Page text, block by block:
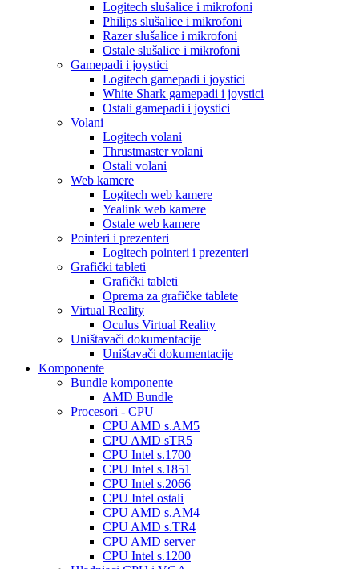
Logitech slušalice i mikrofoni
Philips slušalice i mikrofoni
Razer slušalice i mikrofoni
Ostale slušalice i mikrofoni
Gamepadi i joystici
Logitech gamepadi i joystici
White Shark gamepadi i joystici
Ostali gamepadi i joystici
Volani
Logitech volani
Thrustmaster volani
Ostali volani
Web kamere
Logitech web kamere
Yealink web kamere
Ostale web kamere
Pointeri i prezenteri
Logitech pointeri i prezenteri
Grafički tableti
Grafički tableti
Oprema za grafičke tablete
Virtual Reality
Oculus Virtual Reality
Uništavači dokumentacije
Uništavači dokumentacije
Komponente
Bundle komponente
AMD Bundle
Procesori - CPU
CPU AMD s.AM5
CPU AMD sTR5
CPU Intel s.1700
CPU Intel s.1851
CPU Intel s.2066
CPU Intel ostali
CPU AMD s.AM4
CPU AMD s.TR4
CPU AMD server
CPU Intel s.1200